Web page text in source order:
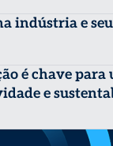
indústria e
é chave para
e